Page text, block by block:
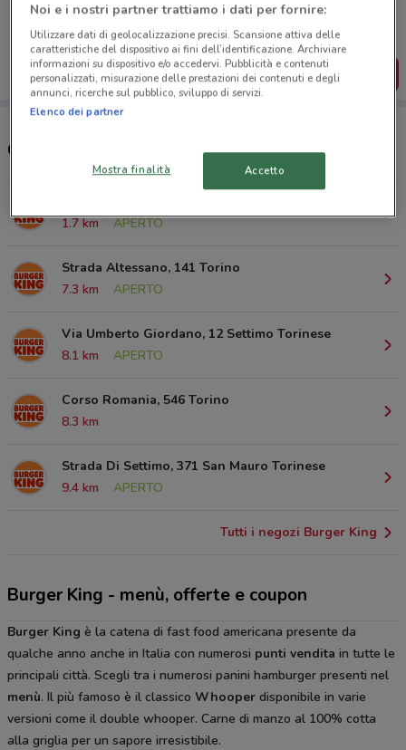
Puoi trovare le migliori offerte dei negozi vicino a te,
dal tuo cellulare.
SCARICA L’APP
Orari e ristoranti Burger King
1.7 km
APERTO
Strada Altessano, 141 Torino
7.3 km
APERTO
Via Umberto Giordano, 12 Settimo Torinese
8.1 km
APERTO
Corso Romania, 546 Torino
8.3 km
Strada Di Settimo, 371 San Mauro Torinese
9.4 km
APERTO
Tutti i negozi Burger King
Burger King - menù, offerte e coupon
Burger King è la catena di fast food americana presente da
qualche anno anche in Italia con numerosi punti vendita in tutte le
principali città. Scegli tra i numerosi panini hamburger presenti nel
menù. Il più famoso è il classico Whooper disponibile in varie
versioni come il double whooper. Carne di manzo al 100% cotta
alla griglia per un sapore irresistibile.
Noi e i nostri partner trattiamo i dati per fornire:
Utilizzare dati di geolocalizzazione precisi. Scansione attiva delle
caratteristiche del dispositivo ai fini dell’identificazione. Archiviare
informazioni su dispositivo e/o accedervi. Pubblicità e contenuti
personalizzati, misurazione delle prestazioni dei contenuti e degli
annunci, ricerche sul pubblico, sviluppo di servizi.
Elenco dei partner
Mostra finalità Accetto